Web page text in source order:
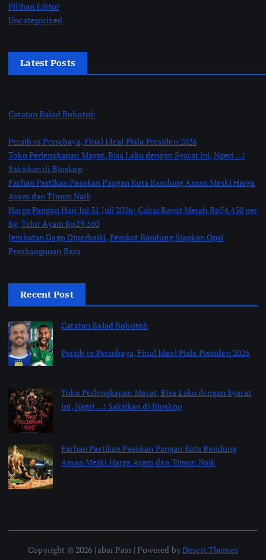
Pilihan Editor
Uncategorized
Latest Posts
Catatan Balad Bobotoh
Persib vs Persebaya, Final Ideal Piala Presiden 2026
Toko Perlengkapan Mayat, Bisa Laku dengan Syarat ini, Ngeri …!
Saksikan di Bioskop
Farhan Pastikan Pasokan Pangan Kota Bandung Aman Meski Harga
Ayam dan Timun Naik
Harga Pangan Hari Ini 31 Juli 2026: Cabai Rawit Merah Rp54.450 per
Kg, Telur Ayam Rp29.550
Jembatan Dago Diperbaiki, Pemkot Bandung Siapkan Opsi
Pembangunan Baru
Recent Post
Catatan Balad Bobotoh
Persib vs Persebaya, Final Ideal Piala Presiden 2026
Toko Perlengkapan Mayat, Bisa Laku dengan Syarat
ini, Ngeri …! Saksikan di Bioskop
Farhan Pastikan Pasokan Pangan Kota Bandung
Aman Meski Harga Ayam dan Timun Naik
Copyright © 2026 Jabar Pass | Powered byDesert Themes